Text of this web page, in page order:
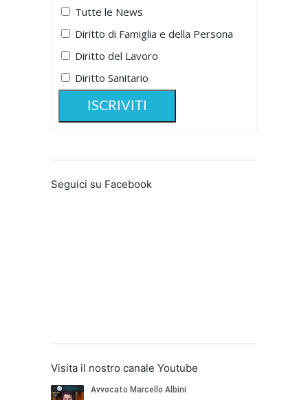
Tutte le News
Diritto di Famiglia e della Persona
Diritto del Lavoro
Diritto Sanitario
Seguici su Facebook
Visita il nostro canale Youtube